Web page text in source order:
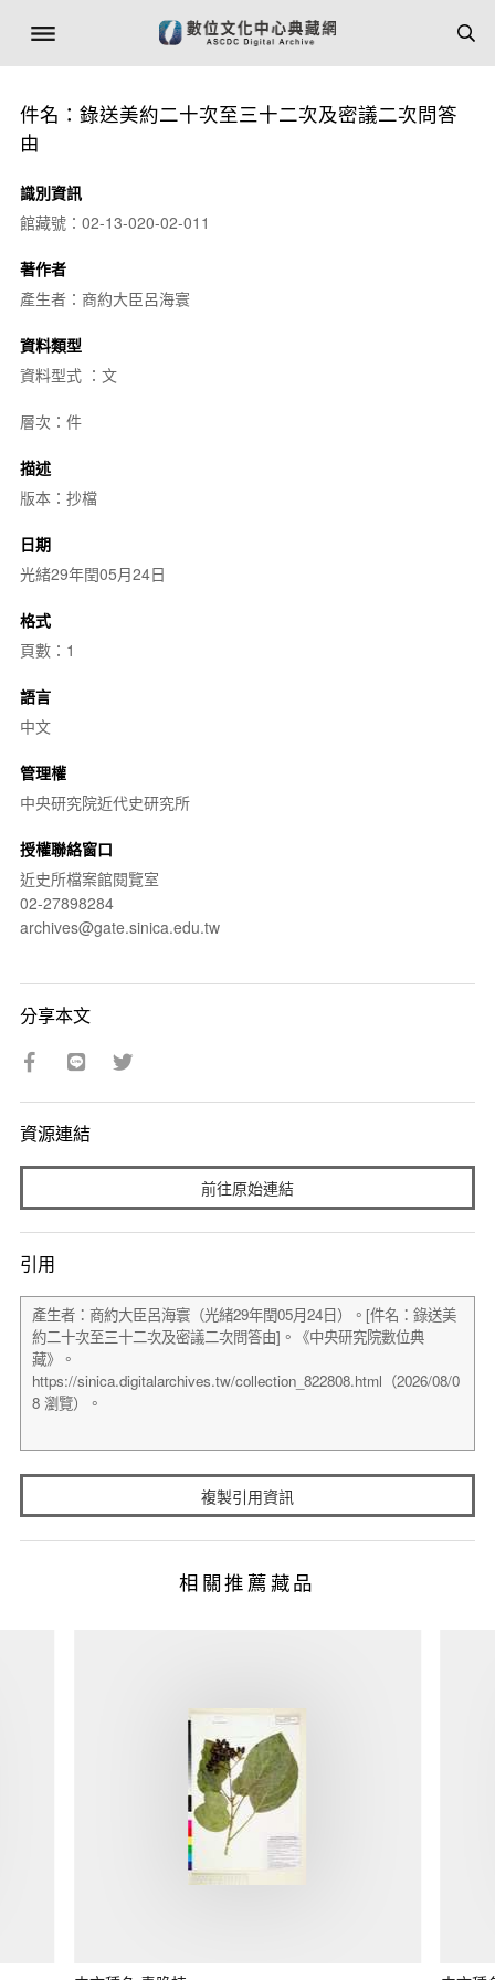
件名：錄送美約二十次至三十二次及密議二次問答
由
識別資訊
館藏號：02-13-020-02-011
著作者
產生者：商約大臣呂海寰
資料類型
資料型式 ：文
層次：件
描述
版本：抄檔
日期
光緒29年閏05月24日
格式
頁數：1
語言
中文
管理權
中央研究院近代史研究所
授權聯絡窗口
近史所檔案館閱覽室
02-27898284
archives@gate.sinica.edu.tw
分享本文
資源連結
前往原始連結
引用
複製引用資訊
相關推薦藏品